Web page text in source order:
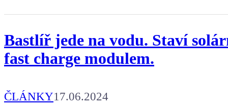
Bastlíř jede na vodu. Staví
fast charge modulem.
ČLÁNKY17.06.2024